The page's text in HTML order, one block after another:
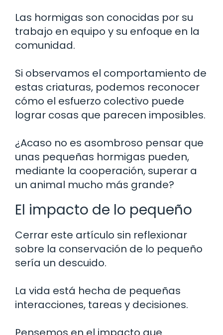
Las hormigas son conocidas por su
trabajo en equipo y su enfoque en la
comunidad.
Si observamos el comportamiento de
estas criaturas, podemos reconocer
cómo el esfuerzo colectivo puede
lograr cosas que parecen imposibles.
¿Acaso no es asombroso pensar que
unas pequeñas hormigas pueden,
mediante la cooperación, superar a
un animal mucho más grande?
El impacto de lo pequeño
Cerrar este artículo sin reflexionar
sobre la conservación de lo pequeño
sería un descuido.
La vida está hecha de pequeñas
interacciones, tareas y decisiones.